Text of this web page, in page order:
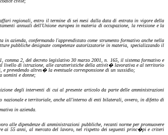
regionali, entro il termine di sei mesi dalla data di entrata in vigore della
annuali dell'Unione europea in materia di occupazione, la revisione e la
confermando l'apprendistato come strumento formativo anchenella
pubbliche designate competenzeautorizzatoriein materia, specializzando il
2, del decreto legislativo 30 marzo 2001, n. 165, il sistema formativo e
al livello di istruzione, alle caratteristiche della attivit� lavorativa e al territorio
prevedendo altres� la eventuale corresponsione di un sussidio;
uomini e donne;
degli interventi di cui al presente articolo da parte delle amministrazioni
nazionale e territoriale, anche all'interno di enti bilaterali, ovvero, in difetto di
in azienda.
alle dipendenze di amministrazioni pubbliche, recanti norme per promuovere
ai 55 anni, al mercato del lavoro, nel rispetto dei seguenti princ�pie criteri